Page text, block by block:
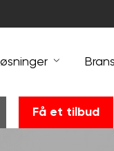
Få et tilbud